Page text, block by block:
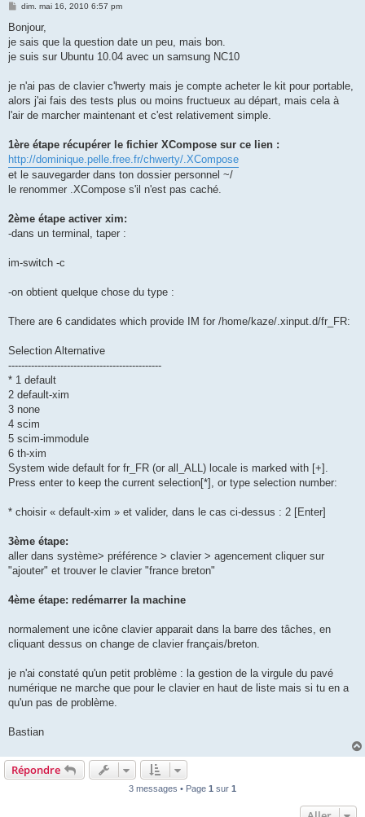
M
s
a
g
dim. mai 16, 2010 6:57 pm
Bonjour,
je sais que la question date un peu, mais bon.
je suis sur Ubuntu 10.04 avec un samsung NC10
je n'ai pas de clavier c'hwerty mais je compte acheter le kit pour portable,
alors j'ai fais des tests plus ou moins fructueux au départ, mais cela à
l'air de marcher maintenant et c'est relativement simple.
1ère étape récupérer le fichier XCompose sur ce lien :
http://dominique.pelle.free.fr/chwerty/.XCompose
et le sauvegarder dans ton dossier personnel ~/
le renommer .XCompose s'il n'est pas caché.
2ème étape activer xim:
-dans un terminal, taper :
im-switch -c
-on obtient quelque chose du type :
There are 6 candidates which provide IM for /home/kaze/.xinput.d/fr_FR:
Selection Alternative
-----------------------------------------------
* 1 default
2 default-xim
3 none
4 scim
5 scim-immodule
6 th-xim
System wide default for fr_FR (or all_ALL) locale is marked with [+].
Press enter to keep the current selection[*], or type selection number:
* choisir « default-xim » et valider, dans le cas ci-dessus : 2 [Enter]
3ème étape:
aller dans système> préférence > clavier > agencement cliquer sur
"ajouter" et trouver le clavier "france breton"
4ème étape: redémarrer la machine
normalement une icône clavier apparait dans la barre des tâches, en
cliquant dessus on change de clavier français/breton.
je n'ai constaté qu'un petit problème : la gestion de la virgule du pavé
numérique ne marche que pour le clavier en haut de liste mais si tu en a
qu'un pas de problème.
Bastian
Répondre
3 messages • Page 1 sur 1